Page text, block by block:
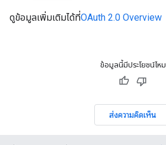
ดูข้อมูลเพิ่มเติมได้ที่OAuth 2.0 Overview
ข้อมูลนี้มีประโยชน์ไหม
ส่งความคิดเห็น